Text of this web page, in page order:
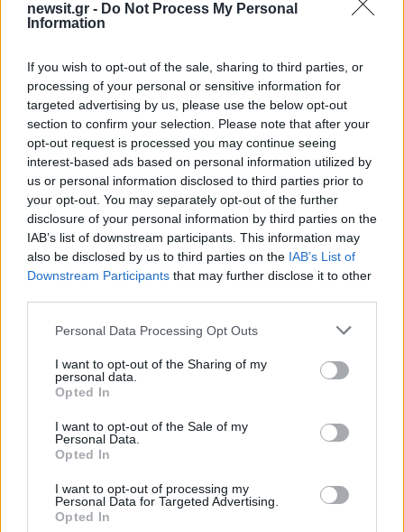
newsit.gr - Do Not Process My Personal
Information
If you wish to opt-out of the sale, sharing to third parties, or
processing of your personal or sensitive information for
targeted advertising by us, please use the below opt-out
section to confirm your selection. Please note that after your
opt-out request is processed you may continue seeing
interest-based ads based on personal information utilized by
us or personal information disclosed to third parties prior to
your opt-out. You may separately opt-out of the further
disclosure of your personal information by third parties on the
IAB’s list of downstream participants. This information may
also be disclosed by us to third parties on the IAB’s List of
Downstream Participants that may further disclose it to other
Please note that this website/app uses one or more Google
not limited to your visit or usage behaviour. You may click to
grant or deny consent to Google and its third-party tags to
use your data for below specified purposes in below Google
consent section.
Personal Data Processing Opt Outs
I want to opt-out of the Sharing of my
personal data.
Opted In
I want to opt-out of the Sale of my
Personal Data.
Opted In
I want to opt-out of processing my
Personal Data for Targeted Advertising.
Opted In
2000 /2000
Υποβολή σχολίου
Όροι Χρήσης. Το site προστατεύεται από reCAPTCHA, ισχύουν
Πολιτική Απορρήτου&Όροι Χρήσηςτης Google.
Κόσμος
Ακολουθήστε το Νewsit.gr στο
τελευταία νέατης ημέρας